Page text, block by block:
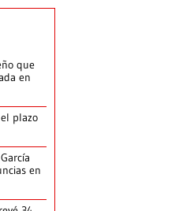
que
en
plazo
en